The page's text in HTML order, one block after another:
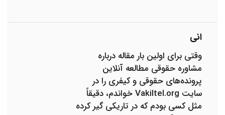
انی
وقتی برای اولین بار مقاله درباره
مشاوره حقوقی مطالعه آنلاین
پرونده‌های حقوقی و کیفری را در
سایت Vakiltel.org خواندم، دقیقاً
مثل کسی بودم که در تاریکی گیر کرده